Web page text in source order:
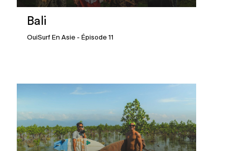
Sri Lanka
Bali
OuiSurf En Asie- Épisode 11